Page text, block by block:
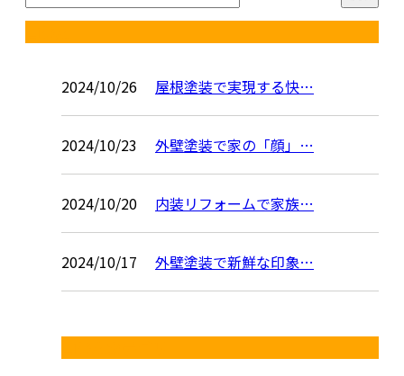
2024/10/26 屋根塗装で実現する快…
2024/10/23 外壁塗装で家の「顔」…
2024/10/20 内装リフォームで家族…
2024/10/17 外壁塗装で新鮮な印象…